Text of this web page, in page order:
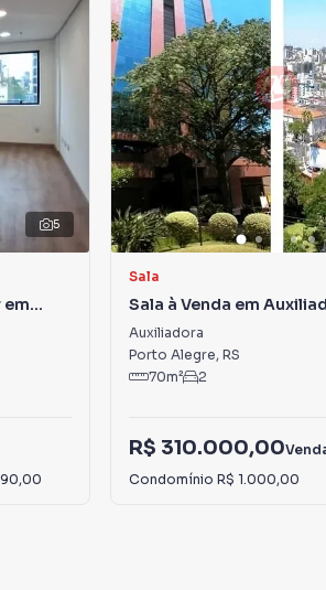
5
em
Sala
Sala à Venda em
Auxiliadora
Porto Alegre, RS
70m² 2
R$ 310.000,00
Condomínio R$ 1.000,00